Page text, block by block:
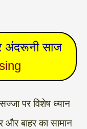
अंदरूनी साज
पर विशेष ध्यान
बाहर का सामान